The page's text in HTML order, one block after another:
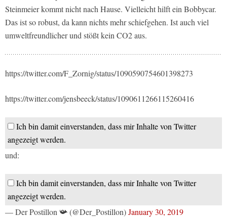
Steinmeier kommt nicht nach Hause. Vielleicht hilft ein Bobbycar.
Das ist so robust, da kann nichts mehr schiefgehen. Ist auch viel
umweltfreundlicher und stößt kein CO2 aus.
https://twitter.com/F_Zornig/status/1090590754601398273
https://twitter.com/jensbeeck/status/1090611266115260416
Ich bin damit einverstanden, dass mir Inhalte von Twitter
angezeigt werden.
und:
Ich bin damit einverstanden, dass mir Inhalte von Twitter
angezeigt werden.
— Der Postillon 📯 (@Der_Postillon)January 30, 2019